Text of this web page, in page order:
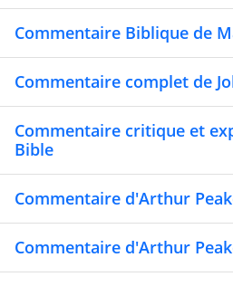
Commentaire Biblique de
Commentaire complet de
Commentaire critique et
Bible
Commentaire d'Arthur
Commentaire d'Arthur